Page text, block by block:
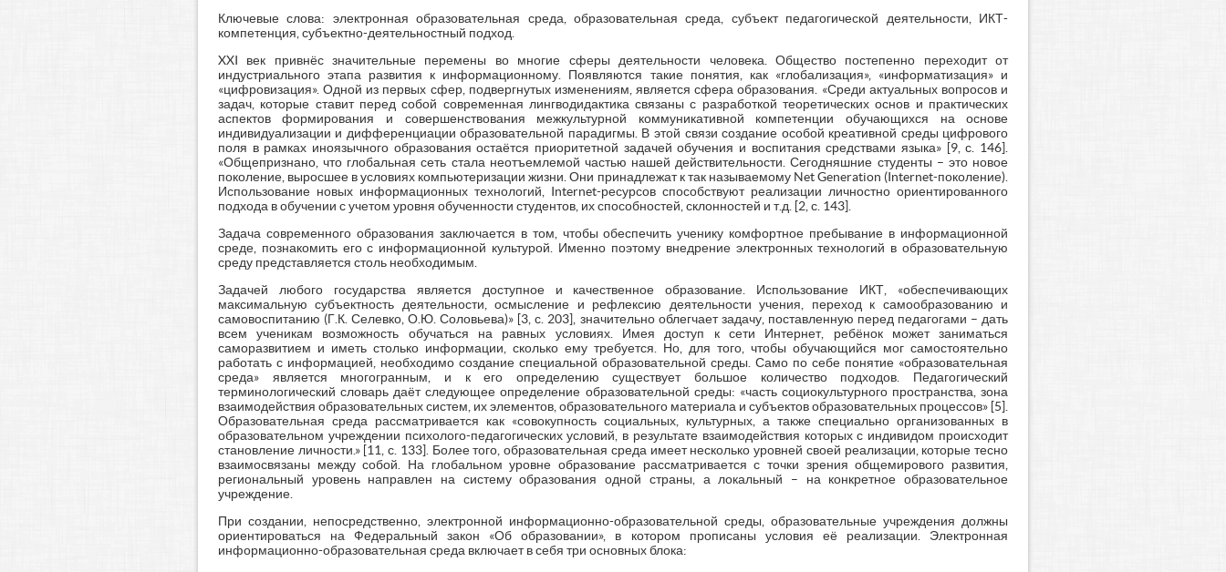
Ключевые слова: электронная образовательная среда, образовательная среда, субъект педагогической деятельности, ИКТ-
компетенция, субъектно-деятельностный подход.
XXI век привнёс значительные перемены во многие сферы деятельности человека. Общество постепенно переходит от
индустриального этапа развития к информационному. Появляются такие понятия, как «глобализация», «информатизация» и
«цифровизация». Одной из первых сфер, подвергнутых изменениям, является сфера образования. «Среди актуальных вопросов и
задач, которые ставит перед собой современная лингводидактика связаны с разработкой теоретических основ и практических
аспектов формирования и совершенствования межкультурной коммуникативной компетенции обучающихся на основе
индивидуализации и дифференциации образовательной парадигмы. В этой связи создание особой креативной среды цифрового
поля в рамках иноязычного образования остаётся приоритетной задачей обучения и воспитания средствами языка» [9, с. 146].
«Общепризнано, что глобальная сеть стала неотъемлемой частью нашей действительности. Сегодняшние студенты – это новое
поколение, выросшее в условиях компьютеризации жизни. Они принадлежат к так называемому Net Generation (Internet-поколение).
Использование новых информационных технологий, Internet-ресурсов способствуют реализации личностно ориентированного
подхода в обучении с учетом уровня обученности студентов, их способностей, склонностей и т.д. [2, с. 143].
Задача современного образования заключается в том, чтобы обеспечить ученику комфортное пребывание в информационной
среде, познакомить его с информационной культурой. Именно поэтому внедрение электронных технологий в образовательную
среду представляется столь необходимым.
Задачей любого государства является доступное и качественное образование. Использование ИКТ, «обеспечивающих
максимальную субъектность деятельности, осмысление и рефлексию деятельности учения, переход к самообразованию и
самовоспитанию (Г.К. Селевко, О.Ю. Соловьева)» [3, с. 203], значительно облегчает задачу, поставленную перед педагогами – дать
всем ученикам возможность обучаться на равных условиях. Имея доступ к сети Интернет, ребёнок может заниматься
саморазвитием и иметь столько информации, сколько ему требуется. Но, для того, чтобы обучающийся мог самостоятельно
работать с информацией, необходимо создание специальной образовательной среды. Само по себе понятие «образовательная
среда» является многогранным, и к его определению существует большое количество подходов. Педагогический
терминологический словарь даёт следующее определение образовательной среды: «часть социокультурного пространства, зона
взаимодействия образовательных систем, их элементов, образовательного материала и субъектов образовательных процессов» [5].
Образовательная среда рассматривается как «совокупность социальных, культурных, а также специально организованных в
образовательном учреждении психолого-педагогических условий, в результате взаимодействия которых с индивидом происходит
становление личности.» [11, с. 133]. Более того, образовательная среда имеет несколько уровней своей реализации, которые тесно
взаимосвязаны между собой. На глобальном уровне образование рассматривается с точки зрения общемирового развития,
региональный уровень направлен на систему образования одной страны, а локальный – на конкретное образовательное
учреждение.
При создании, непосредственно, электронной информационно-образовательной среды, образовательные учреждения должны
ориентироваться на Федеральный закон «Об образовании», в котором прописаны условия её реализации. Электронная
информационно-образовательная среда включает в себя три основных блока: